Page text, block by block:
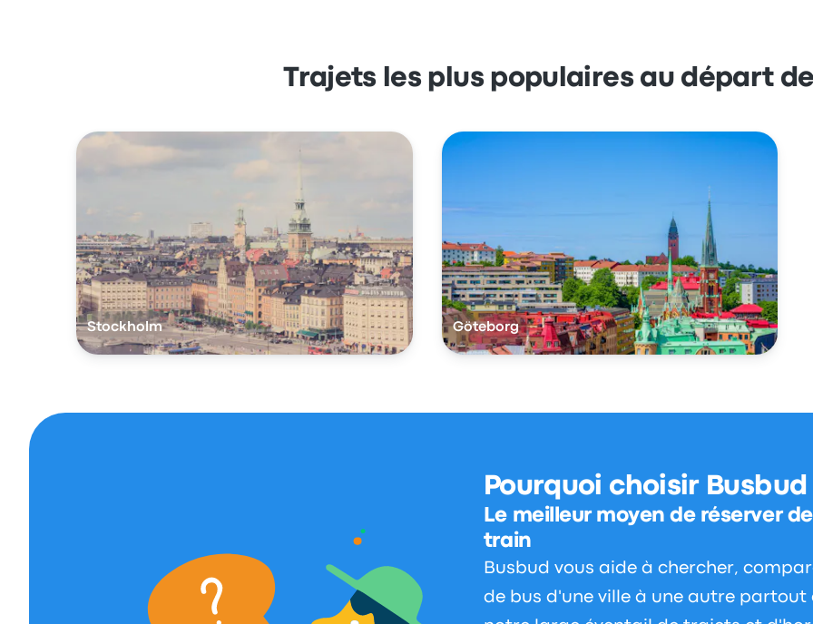
Trajets les plus populaires au départ
Stockholm Göteborg
Pourquoi choisir Busbud
Le meilleur moyen de réserver
train
Busbud vous aide à chercher,
de bus d'une ville à une autre partout